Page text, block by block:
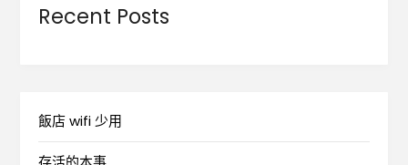
Recent Posts
飯店 wifi 少用